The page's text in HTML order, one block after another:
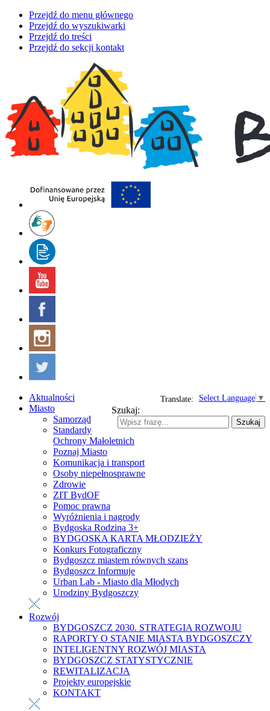
Przejdź do menu głównego
Przejdź do wyszukiwarki
Przejdź do treści
Przejdź do sekcji kontakt
Select Language ▼
Translate:
Szukaj:
Szukaj
Aktualności
Miasto
Samorząd
Standardy
Ochrony Małoletnich
Poznaj Miasto
Komunikacja i transport
Osoby niepełnosprawne
Zdrowie
ZIT BydOF
Pomoc prawna
Wyróżnienia i nagrody
Bydgoska Rodzina 3+
BYDGOSKA KARTA MŁODZIEŻY
Konkurs Fotograficzny
Bydgoszcz miastem równych szans
Bydgoszcz Informuje
Urban Lab - Miasto dla Młodych
Urodziny Bydgoszczy
Rozwój
BYDGOSZCZ 2030. STRATEGIA ROZWOJU
RAPORTY O STANIE MIASTA BYDGOSZCZY
INTELIGENTNY ROZWÓJ MIASTA
BYDGOSZCZ STATYSTYCZNIE
REWITALIZACJA
Projekty europejskie
KONTAKT